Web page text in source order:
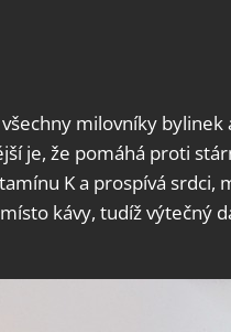
milovníky bylinek
je, že pomáhá proti
K a prospívá srdci,
kávy, tudíž výtečný